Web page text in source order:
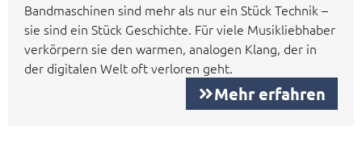
Bandmaschinen sind mehr als nur ein Stück Technik –
sie sind ein Stück Geschichte. Für viele Musikliebhaber
verkörpern sie den warmen, analogen Klang, der in
der digitalen Welt oft verloren geht.
Mehr erfahren